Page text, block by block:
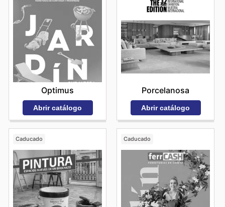
Optimus
Abrir catálogo
Porcelanosa
Abrir catálogo
Caducado Caducado